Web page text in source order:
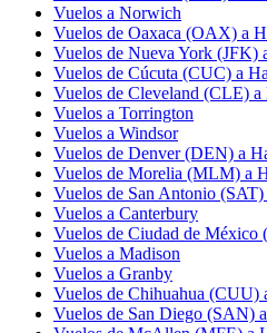
Vuelos a Norwich
Vuelos de Oaxaca (OAX) a
Vuelos de Nueva York (JFK)
Vuelos de Cúcuta (CUC) a
Vuelos de Cleveland (CLE)
Vuelos a Torrington
Vuelos a Windsor
Vuelos de Denver (DEN) a
Vuelos de Morelia (MLM) a
Vuelos de San Antonio
Vuelos a Canterbury
Vuelos de Ciudad de
Vuelos a Madison
Vuelos a Granby
Vuelos de Chihuahua
Vuelos de San Diego (SAN)